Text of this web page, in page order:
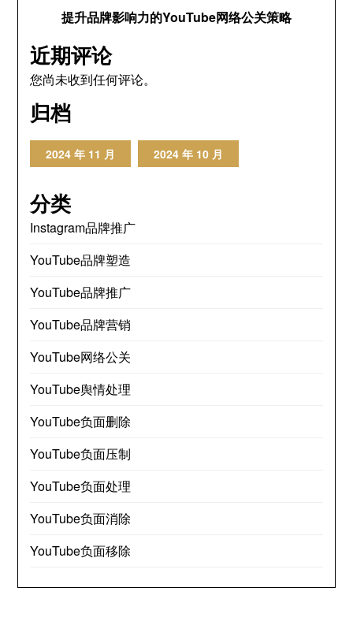
提升品牌影响力的YouTube网络公关策略
近期评论
您尚未收到任何评论。
归档
2024 年 11 月 2024 年 10 月
分类
Instagram品牌推广
YouTube品牌塑造
YouTube品牌推广
YouTube品牌营销
YouTube网络公关
YouTube舆情处理
YouTube负面删除
YouTube负面压制
YouTube负面处理
YouTube负面消除
YouTube负面移除